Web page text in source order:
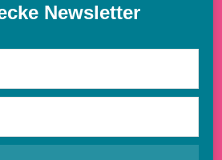
Newsletter